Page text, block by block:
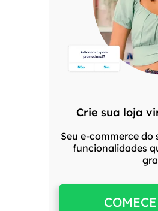
Crie sua loja
Seu e-commerce do
funcionalidades